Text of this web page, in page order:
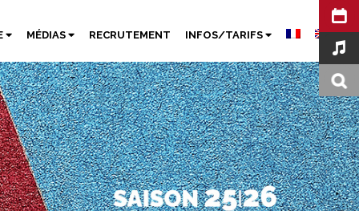
MÉDIAS RECRUTEMENT INFOS/TARIFS